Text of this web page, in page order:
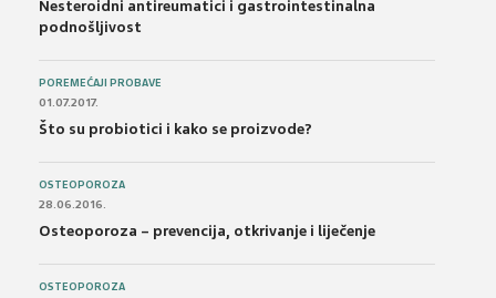
Nesteroidni antireumatici i gastrointestinalna
podnošljivost
POREMEĆAJI PROBAVE
01.07.2017.
Što su probiotici i kako se proizvode?
OSTEOPOROZA
28.06.2016.
Osteoporoza – prevencija, otkrivanje i liječenje
OSTEOPOROZA